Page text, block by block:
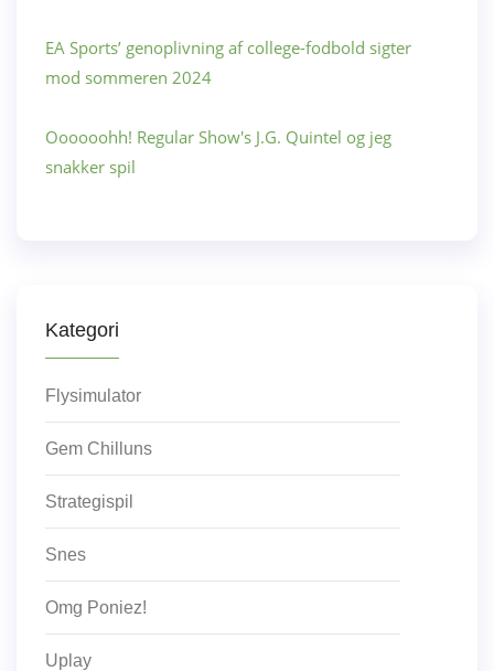
EA Sports’ genoplivning af college-fodbold sigter
mod sommeren 2024
Oooooohh! Regular Show's J.G. Quintel og jeg
snakker spil
Kategori
Flysimulator
Gem Chilluns
Strategispil
Snes
Omg Poniez!
Uplay